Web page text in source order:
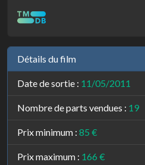
Détails du film
Date de sortie : 11/05/2011
Nombre de parts vendues : 19
Prix minimum : 85 €
Prix maximum : 166 €